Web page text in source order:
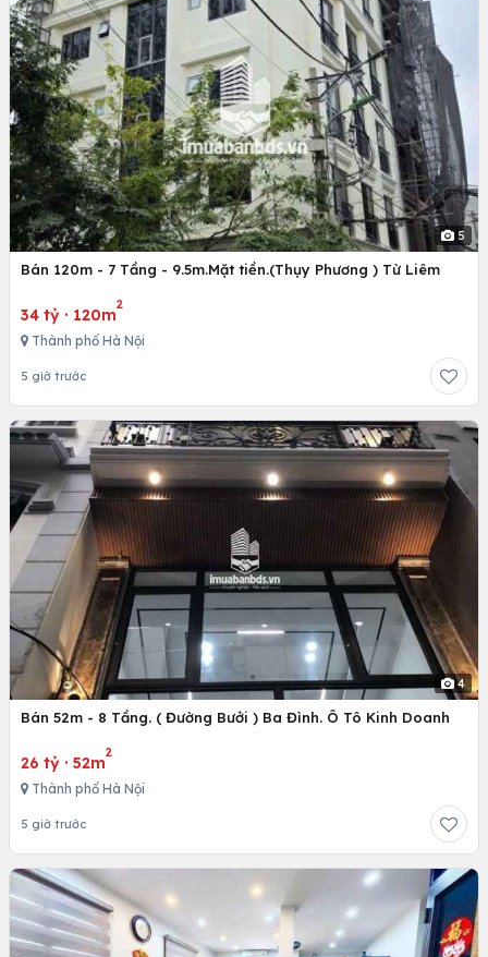
5
Bán 120m - 7 Tầng - 9.5m.Mặt tiền.(Thụy Phương ) Từ Liêm
34 tỷ · 120m
2
Thành phố Hà Nội
5 giờ trước
4
Bán 52m - 8 Tầng. ( Đường Bưởi ) Ba Đình. Ô Tô Kinh Doanh
26 tỷ · 52m
2
Thành phố Hà Nội
5 giờ trước